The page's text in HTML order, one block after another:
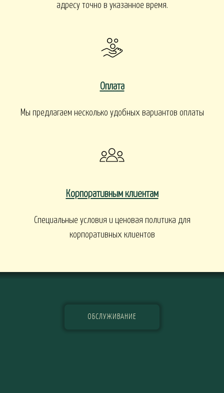
адресу точно в указанное время.
Оплата
Мы предлагаем несколько удобных вариантов оплаты
Корпоративным клиентам
Специальные условия и ценовая политика для
корпоративных клиентов
ОБСЛУЖИВАНИЕ